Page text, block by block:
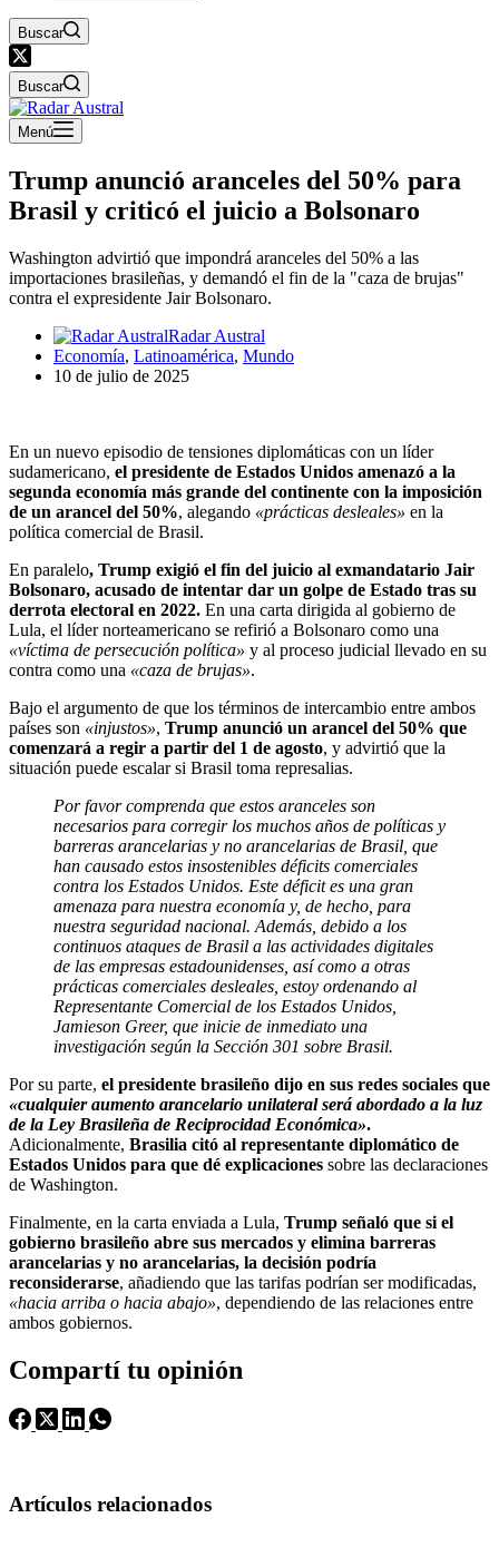
Buscar
Buscar
Menú
Trump anunció aranceles del 50% para
Brasil y criticó el juicio a Bolsonaro
Washington advirtió que impondrá aranceles del 50% a las
importaciones brasileñas, y demandó el fin de la "caza de brujas"
contra el expresidente Jair Bolsonaro.
Radar Austral
Economía, Latinoamérica, Mundo
10 de julio de 2025
En un nuevo episodio de tensiones diplomáticas con un líder
sudamericano, el presidente de Estados Unidos amenazó a la
segunda economía más grande del continente con la imposición
de un arancel del 50%, alegando «prácticas desleales» en la
política comercial de Brasil.
En paralelo, Trump exigió el fin del juicio al exmandatario Jair
Bolsonaro, acusado de intentar dar un golpe de Estado tras su
derrota electoral en 2022. En una carta dirigida al gobierno de
Lula, el líder norteamericano se refirió a Bolsonaro como una
«víctima de persecución política» y al proceso judicial llevado en su
contra como una «caza de brujas».
Bajo el argumento de que los términos de intercambio entre ambos
países son «injustos», Trump anunció un arancel del 50% que
comenzará a regir a partir del 1 de agosto, y advirtió que la
situación puede escalar si Brasil toma represalias.
Por favor comprenda que estos aranceles son
necesarios para corregir los muchos años de políticas y
barreras arancelarias y no arancelarias de Brasil, que
han causado estos insostenibles déficits comerciales
contra los Estados Unidos. Este déficit es una gran
amenaza para nuestra economía y, de hecho, para
nuestra seguridad nacional. Además, debido a los
continuos ataques de Brasil a las actividades digitales
de las empresas estadounidenses, así como a otras
prácticas comerciales desleales, estoy ordenando al
Representante Comercial de los Estados Unidos,
Jamieson Greer, que inicie de inmediato una
investigación según la Sección 301 sobre Brasil.
Por su parte, el presidente brasileño dijo en sus redes sociales que
«cualquier aumento arancelario unilateral será abordado a la luz
de la Ley Brasileña de Reciprocidad Económica».
Adicionalmente, Brasilia citó al representante diplomático de
Estados Unidos para que dé explicaciones sobre las declaraciones
de Washington.
Finalmente, en la carta enviada a Lula, Trump señaló que si el
gobierno brasileño abre sus mercados y elimina barreras
arancelarias y no arancelarias, la decisión podría
reconsiderarse, añadiendo que las tarifas podrían ser modificadas,
«hacia arriba o hacia abajo», dependiendo de las relaciones entre
ambos gobiernos.
Compartí tu opinión
Artículos relacionados